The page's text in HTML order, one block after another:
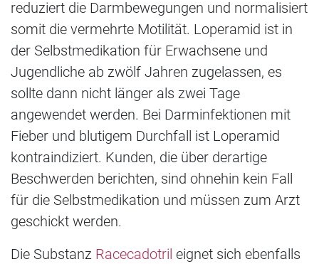
reduziert die Darmbewegungen und normalisiert
somit die vermehrte Motilität. Loperamid ist in
der Selbstmedikation für Erwachsene und
Jugendliche ab zwölf Jahren zugelassen, es
sollte dann nicht länger als zwei Tage
angewendet werden. Bei Darminfektionen mit
Fieber und blutigem Durchfall ist Loperamid
kontraindiziert. Kunden, die über derartige
Beschwerden berichten, sind ohnehin kein Fall
für die Selbstmedikation und müssen zum Arzt
geschickt werden.
Die Substanz Racecadotril eignet sich ebenfalls